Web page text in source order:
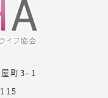
屋町3-1